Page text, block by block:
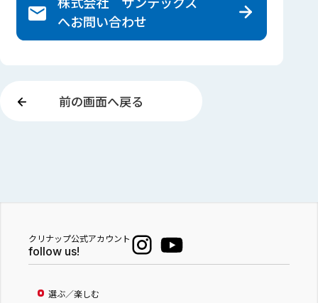
へお問い合わせ
前の画面へ戻る
クリナップ公式アカウント
follow us!
選ぶ／楽しむ